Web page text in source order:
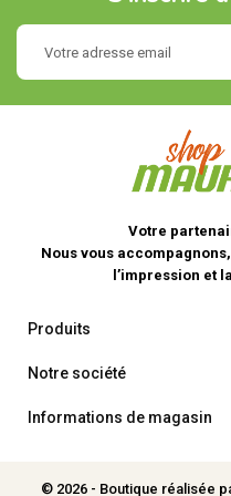
Votre
Nous vous
l’impression et
Produits
Notre société
Informations de magasin
© 2026 - Boutique réalisée